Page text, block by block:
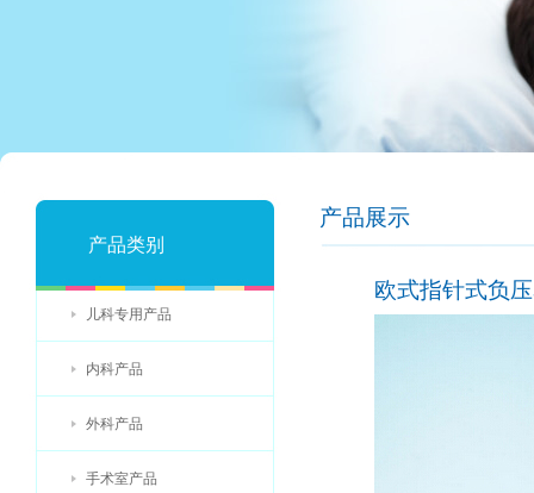
产品类别
儿科专用产品
内科产品
外科产品
手术室产品
产品展示
欧式指针式负